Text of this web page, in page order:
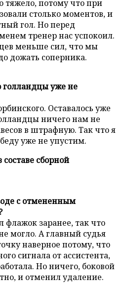
тяжело, потому что при
столько моментов, и
гол. Но перед
тренер нас успокоил.
меньше сил, что мы
дожать соперника.
голландцы уже не
Оставалось уже
ничего нам не
в штрафную. Так что я
уже не упустим.
сборной
с отмененным
флажок заранее, так что
могло. А главный судья
наверное потому, что
сигнала от ассистента,
Но ничего, боковой
и отменил удаление.